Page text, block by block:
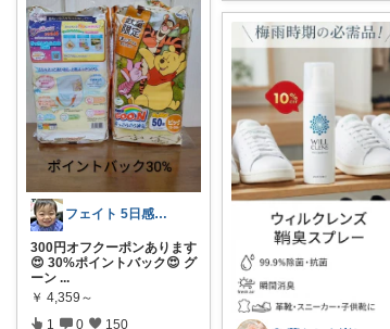
フェイト 5日感謝です😊
300円オフクーポンあります
😍 30%ポイントバック😍 グ
ーン ...
￥ 4,359～
1 0 150